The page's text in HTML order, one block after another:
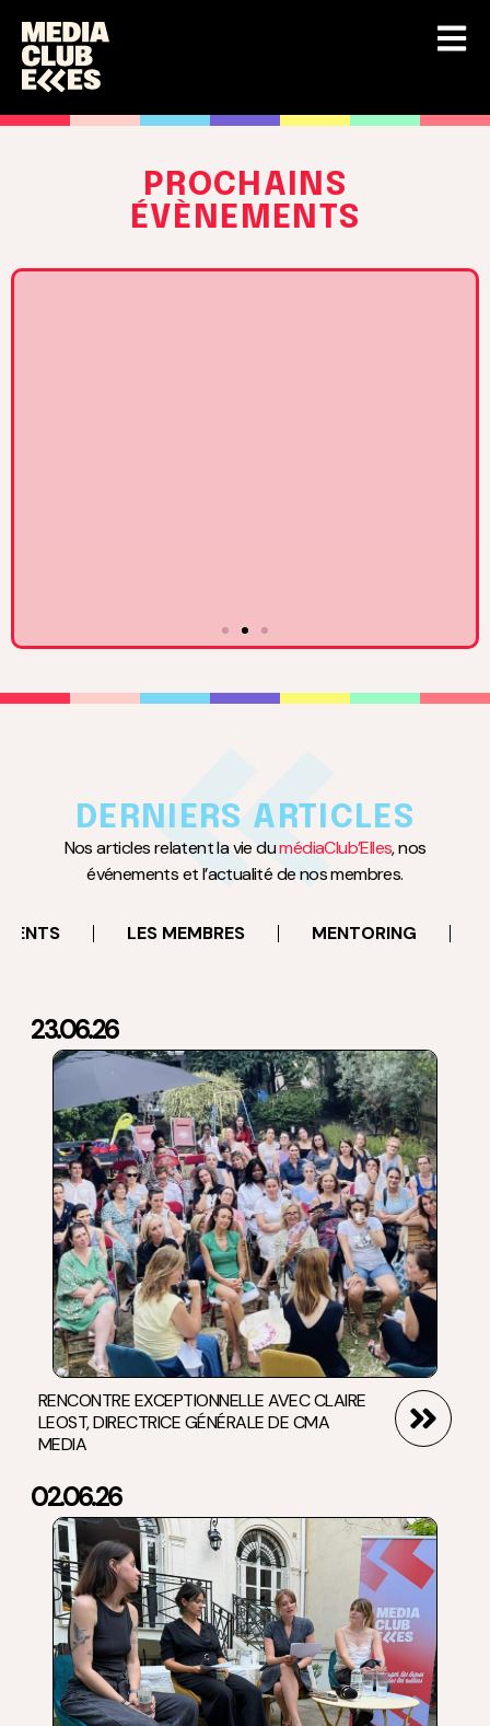
PROCHAINS
ÉVÈNEMENTS
17
charge des activités BtoC
Neuilly-sur-Seine
DERNIERS ARTICLES
Nos articles relatent la vie dumédiaClub’Elles, nos
événements et l’actualité de nos membres.
LES MEMBRES MENTORING
23.06.26
RENCONTRE EXCEPTIONNELLE AVEC CLAIRE
LEOST, DIRECTRICE GÉNÉRALE DE CMA
MEDIA
02.06.26